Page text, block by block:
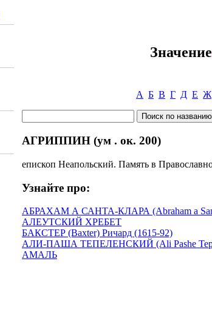
Значение
А Б В Г Д Е Ж
АГРИППИН (ум . ок. 200)
епископ Неапольский. Память в
Узнайте про:
АБРАХАМ А САНТА-КЛАРА (Abraham a
АЛЕУТСКИЙ ХРЕБЕТ
БАКСТЕР (Baxter) Ричард (1615-92)
АЛИ-ПАША ТЕПЕЛЕНСКИЙ (Ali Pashe
АМАЛЬ